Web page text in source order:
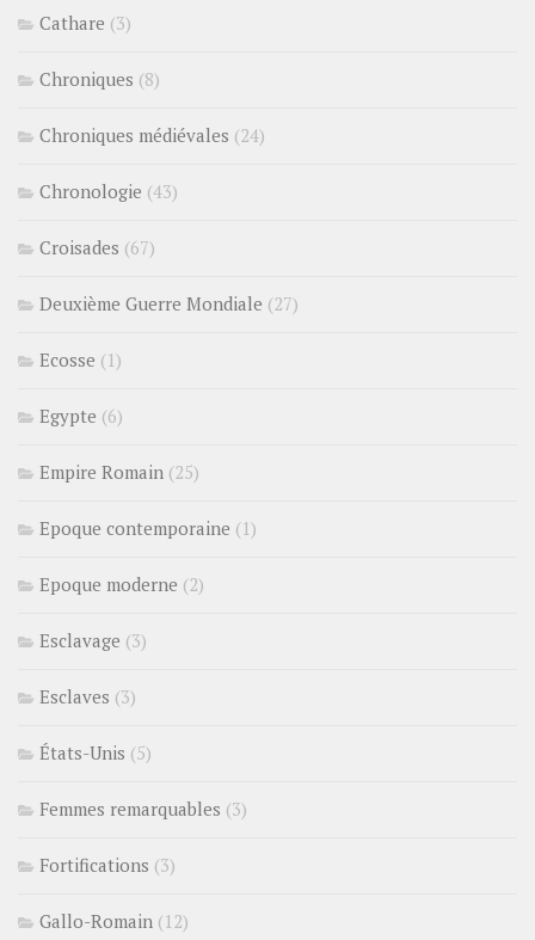
Cathare (3)
Chroniques (8)
Chroniques médiévales (24)
Chronologie (43)
Croisades (67)
Deuxième Guerre Mondiale (27)
Ecosse (1)
Egypte (6)
Empire Romain (25)
Epoque contemporaine (1)
Epoque moderne (2)
Esclavage (3)
Esclaves (3)
États-Unis (5)
Femmes remarquables (3)
Fortifications (3)
Gallo-Romain (12)